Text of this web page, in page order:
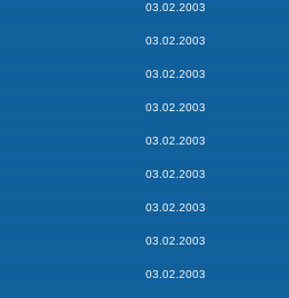
03.02.2003
03.02.2003
03.02.2003
03.02.2003
03.02.2003
03.02.2003
03.02.2003
03.02.2003
03.02.2003